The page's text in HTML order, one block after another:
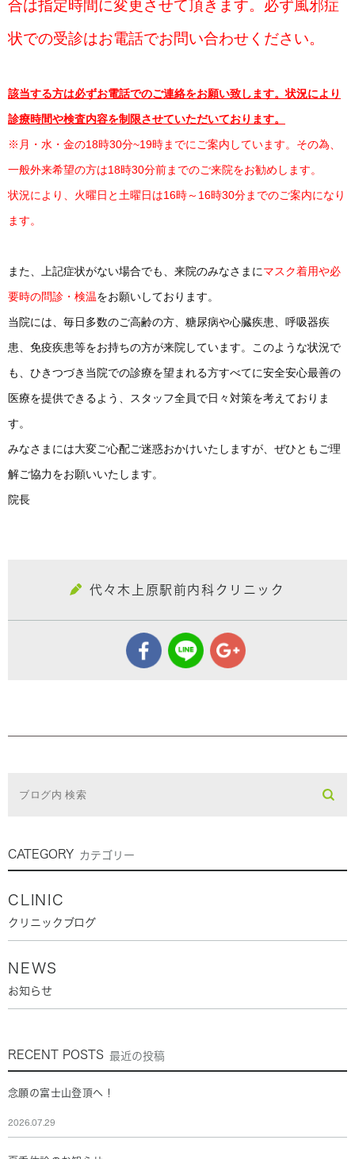
合は指定時間に変更させて頂きます。必ず風邪症
状での受診はお電話でお問い合わせください。
該当する方は必ずお電話でのご連絡をお願い致します。状況により
診療時間や検査内容を制限させていただいております。
※月・水・金の18時30分~19時までにご案内しています。その為、
一般外来希望の方は18時30分前までのご来院をお勧めします。
状況により、火曜日と土曜日は16時～16時30分までのご案内になり
ます。
また、上記症状がない場合でも、来院のみなさまにマスク着用や必
要時の問診・検温をお願いしております。
当院には、毎日多数のご高齢の方、糖尿病や心臓疾患、呼吸器疾
患、免疫疾患等をお持ちの方が来院しています。このような状況で
も、ひきつづき当院での診療を望まれる方すべてに安全安心最善の
医療を提供できるよう、スタッフ全員で日々対策を考えておりま
す。
みなさまには大変ご心配ご迷惑おかけいたしますが、ぜひともご理
解ご協力をお願いいたします。
院長
代々木上原駅前内科クリニック
CATEGORY カテゴリー
CLINIC
クリニックブログ
NEWS
お知らせ
RECENT POSTS 最近の投稿
念願の富士山登頂へ！
2026.07.29